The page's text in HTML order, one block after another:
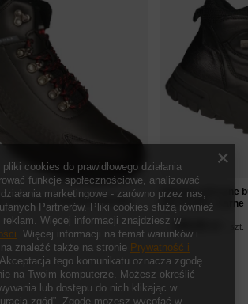
American Club MTU05/22BL
Zimowe skórzane
MCY163BL czarne
199,00 zł szt.
cookies do prawidłowego działania
funkcje społecznościowe, analizować
marketingowe - zarówno przez nas,
Partnerów. Pliki cookies służą również
reklam. Więcej informacji znajdziesz w
. Więcej informacji na temat warunków i
znaleźć także na stronie Prywatność i
tego komunikatu oznacza zgodę
na Twoim komputerze. Możesz określić
lub dostępu do nich klikając w
zgód”. Zgodę możesz wycofać w